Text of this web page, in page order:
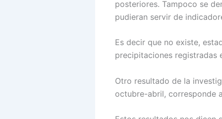
posteriores. Tampoco se
pudieran servir de
Es decir que no existe,
precipitaciones registradas
Otro resultado de la
octubre-abril, corresponde